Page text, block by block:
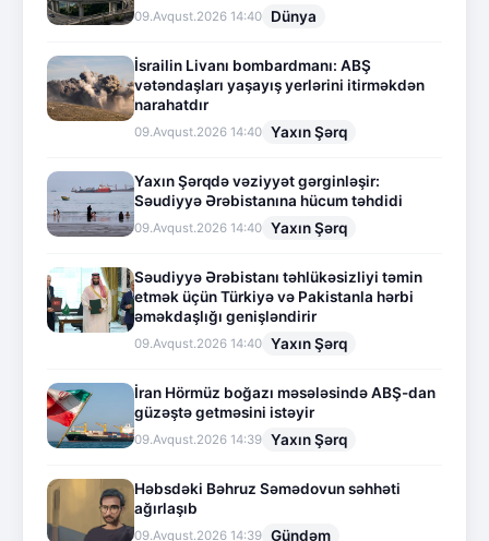
09.Avqust.2026 14:40 Dünya
İsrailin Livanı bombardmanı: ABŞ
vətəndaşları yaşayış yerlərini itirməkdən
narahatdır
09.Avqust.2026 14:40 Yaxın Şərq
Yaxın Şərqdə vəziyyət gərginləşir:
Səudiyyə Ərəbistanına hücum təhdidi
09.Avqust.2026 14:40 Yaxın Şərq
Səudiyyə Ərəbistanı təhlükəsizliyi təmin
etmək üçün Türkiyə və Pakistanla hərbi
əməkdaşlığı genişləndirir
09.Avqust.2026 14:40 Yaxın Şərq
İran Hörmüz boğazı məsələsində ABŞ-dan
güzəştə getməsini istəyir
09.Avqust.2026 14:39 Yaxın Şərq
Həbsdəki Bəhruz Səmədovun səhhəti
ağırlaşıb
09.Avqust.2026 14:39 Gündəm